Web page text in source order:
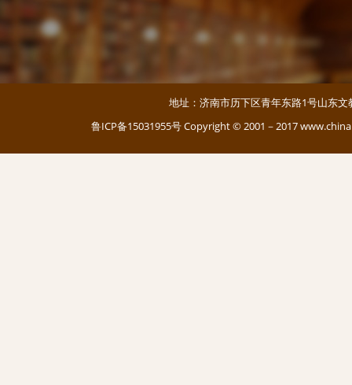
地址：济南市历下区青年东路1号山东
鲁ICP备15031955号Copyright © 2001－2017